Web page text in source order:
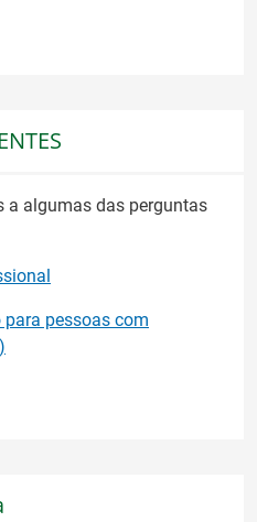
a algumas das perguntas
para pessoas com